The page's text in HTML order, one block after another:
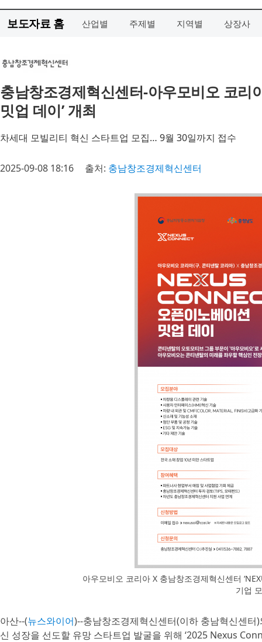
보도자료 홈 산업별 주제별 지역별 상장사
충남창조경제혁신센터-아우모비오 코
밋업 데이’ 개최
차세대 모빌리티 혁신 스타트업 모집… 9월 30일까지 접수
2025-09-08 18:16 출처: 충남창조경제혁신센터
아우모비오 코리아 X 충남창조경제혁신센터
기업
아산--(뉴스와이어)--충남창조경제혁신센터(이하 충남혁신센
신 성장을 선도할 유망 스타트업 발굴을 위해 ‘2025 Nexus